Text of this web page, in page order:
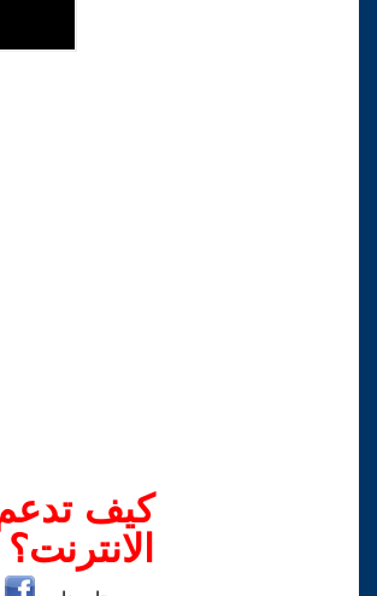
كيف
الانترنت؟